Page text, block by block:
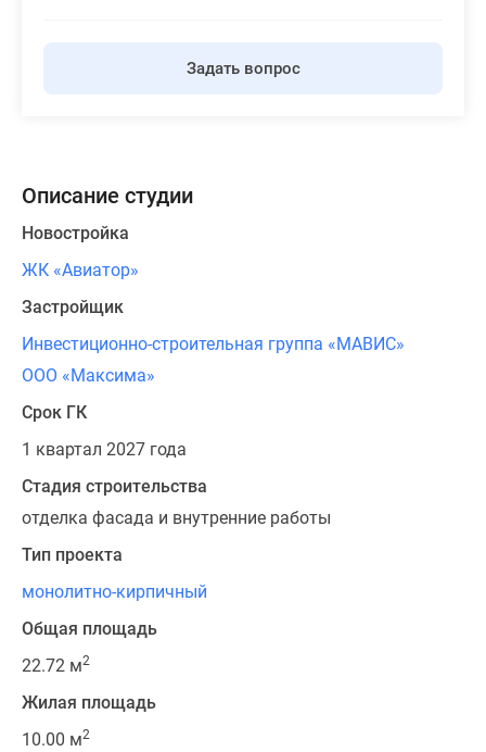
Задать вопрос
Описание студии
Новостройка
ЖК «Авиатор»
Застройщик
Инвестиционно-строительная группа «МАВИС»
ООО «Максима»
Срок ГК
1 квартал 2027 года
Стадия строительства
отделка фасада и внутренние работы
Тип проекта
монолитно-кирпичный
Общая площадь
22.72 м2
Жилая площадь
10.00 м2